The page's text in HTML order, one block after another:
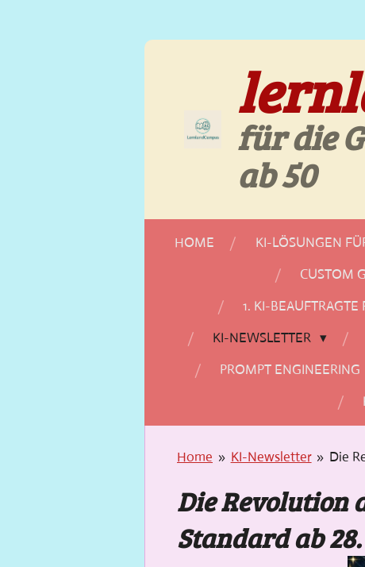
für die
ab 50
HOME KI-LÖSUNGEN
CUSTOM
1. KI-BEAUFTRAGTE
KI-NEWSLETTER
PROMPT ENGINEERING
Home » KI-Newsletter » Die
Die Revolution
Standard ab